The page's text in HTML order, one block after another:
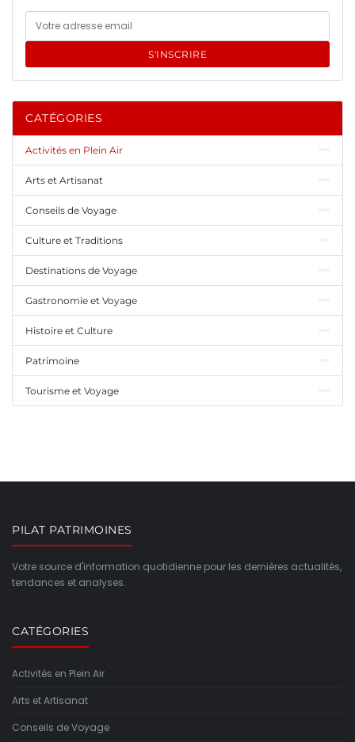
S'INSCRIRE
CATÉGORIES
Activités en Plein Air
Arts et Artisanat
Conseils de Voyage
Culture et Traditions
Destinations de Voyage
Gastronomie et Voyage
Histoire et Culture
Patrimoine
Tourisme et Voyage
PILAT PATRIMOINES
Votre source d'information quotidienne pour les dernières actualités,
tendances et analyses.
CATÉGORIES
Activités en Plein Air
Arts et Artisanat
Conseils de Voyage